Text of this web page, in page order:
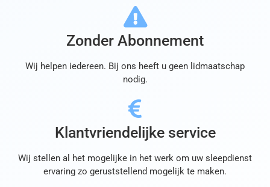
Zonder Abonnement
Wij helpen iedereen. Bij ons heeft u geen lidmaatschap
nodig.
Klantvriendelijke service
Wij stellen al het mogelijke in het werk om uw sleepdienst
ervaring zo geruststellend mogelijk te maken.